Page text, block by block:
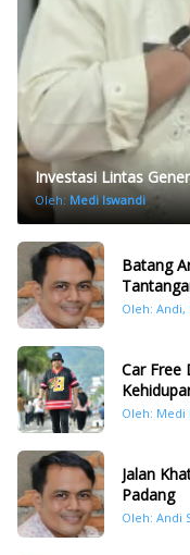
Investasi Lintas
Oleh: Medi Iswandi
Batang
Oleh: Andi,
Car Free
Oleh: Medi
Jalan
Padang
Oleh: Andi